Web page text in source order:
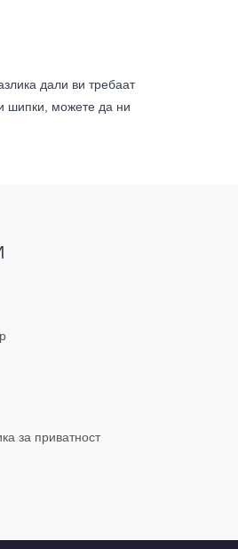
дали ви требаат
шипки, можете да ни
за приватност